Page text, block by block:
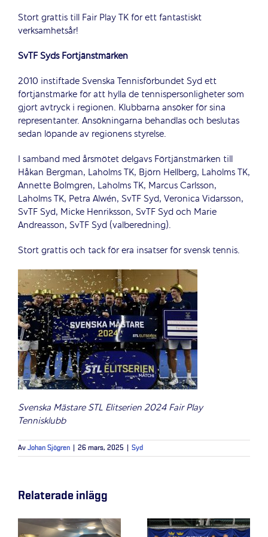
Stort grattis till Fair Play TK för ett fantastiskt
verksamhetsår!
SvTF Syds Förtjänstmärken
2010 instiftade Svenska Tennisförbundet Syd ett
förtjänstmärke för att hylla de tennispersonligheter som
gjort avtryck i regionen. Klubbarna ansöker för sina
representanter. Ansökningarna behandlas och beslutas
sedan löpande av regionens styrelse.
I samband med årsmötet delgavs Förtjänstmärken till
Håkan Bergman, Laholms TK, Björn Hellberg, Laholms TK,
Annette Bolmgren, Laholms TK, Marcus Carlsson,
Laholms TK, Petra Alwén, SvTF Syd, Veronica Vidarsson,
SvTF Syd, Micke Henriksson, SvTF Syd och Marie
Andreasson, SvTF Syd (valberedning).
Stort grattis och tack för era insatser för svensk tennis.
Svenska Mästare STL Elitserien 2024 Fair Play
Tennisklubb
Av Johan Sjögren 26 mars, 2025 Syd
Relaterade inlägg